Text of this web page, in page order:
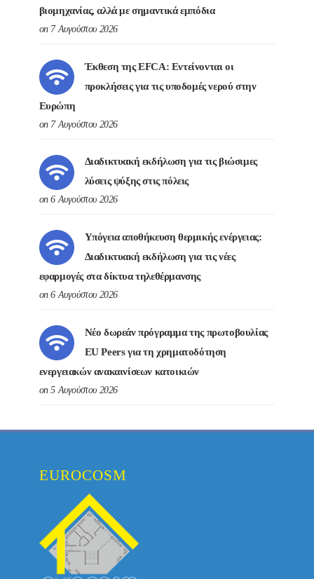
βιομηχανίας, αλλά με σημαντικά εμπόδια
on 7 Αυγούστου 2026
Έκθεση της EFCA: Εντείνονται οι
προκλήσεις για τις υποδομές νερού στην
Ευρώπη
on 7 Αυγούστου 2026
Διαδικτυακή εκδήλωση για τις βιώσιμες
λύσεις ψύξης στις πόλεις
on 6 Αυγούστου 2026
Υπόγεια αποθήκευση θερμικής ενέργειας:
Διαδικτυακή εκδήλωση για τις νέες
εφαρμογές στα δίκτυα τηλεθέρμανσης
on 6 Αυγούστου 2026
Νέο δωρεάν πρόγραμμα της πρωτοβουλίας
EU Peers για τη χρηματοδότηση
ενεργειακών ανακαινίσεων κατοικιών
on 5 Αυγούστου 2026
EUROCOSM